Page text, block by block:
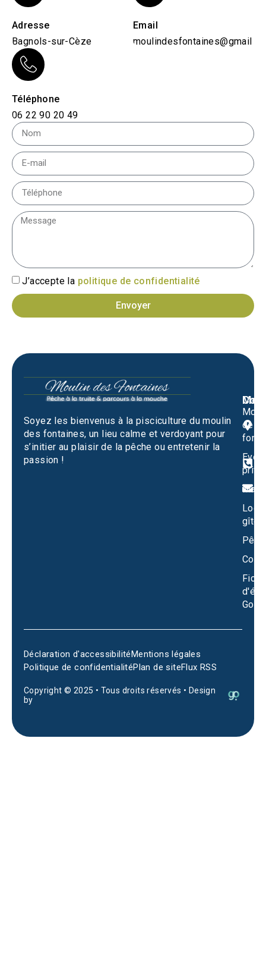
J’accepte la politique de confidentialité
Envoyer
Adresse
Bagnols-sur-Cèze
Email
Téléphone
06 22 90 20 49
Soyez les bienvenus à la pisciculture du moulin
des fontaines, un lieu calme et verdoyant pour
s’initier au plaisir de la pêche ou entretenir la
passion !
des
privé
gîtes
Fiche
Copyright © 2025 • Tous droits réservés • Design
by
Déclaration d'accessibilitéMentions légales
Politique de confidentialitéPlan de siteFlux RSS